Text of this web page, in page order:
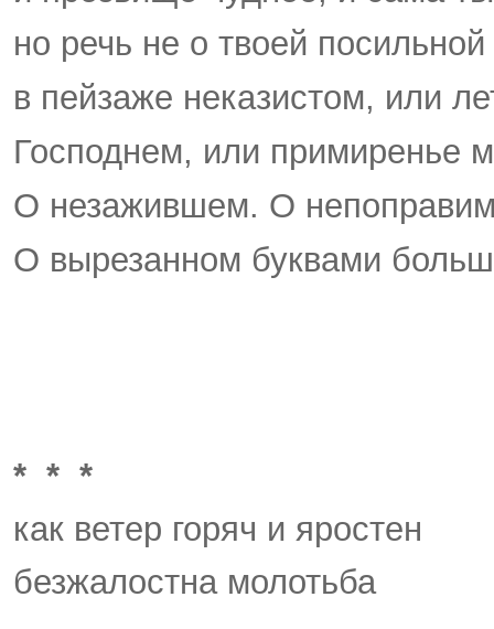
но речь не о твоей
в пейзаже неказистом, или
Господнем, или примиренье
О незажившем. О
О вырезанном буквами
* * *
как ветер горяч и яростен
безжалостна молотьба